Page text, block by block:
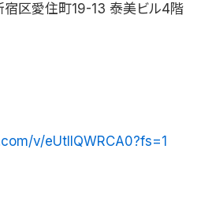
区愛住町19-13 泰美ビル4階
v/eUtllQWRCA0?fs=1